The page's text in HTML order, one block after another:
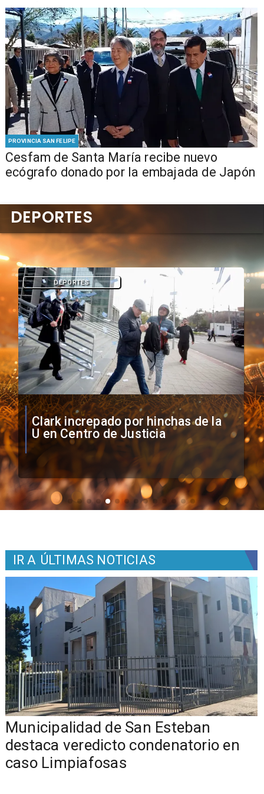
PROVINCIA SAN FELIPE
Cesfam de Santa María recibe nuevo
ecógrafo donado por la embajada de Japón
Vozinha firma contrato con Colo
Colo como nuevo arquero
DEPORTES
DEPORTES
IR A ÚLTIMAS NOTICIAS
Municipalidad de San Esteban
destaca veredicto condenatorio en
caso Limpiafosas